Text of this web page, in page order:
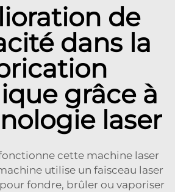
de
dans la
grâce à
laser
cette machine laser
utilise un faisceau laser
fondre, brûler ou vaporiser